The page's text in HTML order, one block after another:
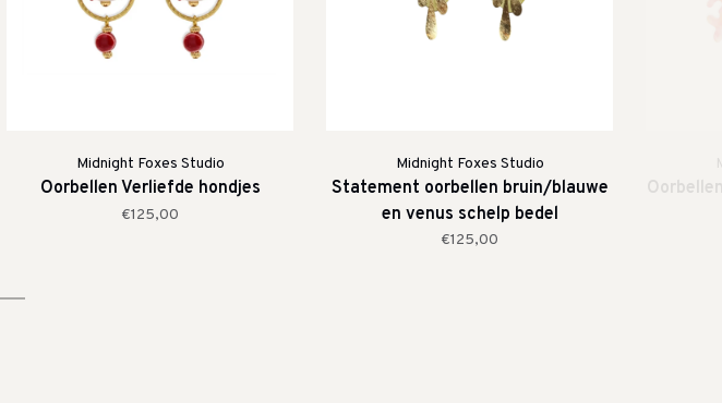
Midnight Foxes Studio
Oorbellen Verliefde hondjes
€125,00
Midnight Foxes Studio
Statement oorbellen bruin/blauwe
en venus schelp bedel
€125,00
2